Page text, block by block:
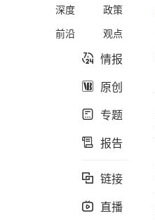
深度
政策
前沿
观点
 情报
 原创
 专题
 报告
 链接
 直播